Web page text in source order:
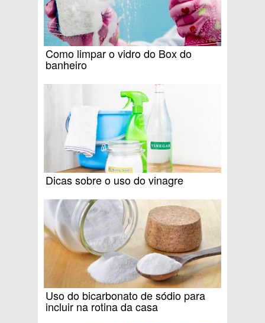
Como limpar o vidro do Box do
banheiro
Dicas sobre o uso do vinagre
Uso do bicarbonato de sódio para
incluir na rotina da casa